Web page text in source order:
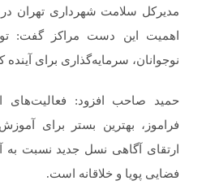
مدیرکل سلامت شهرداری تهران در
اهمیت این دست مراکز گفت:
نوجوانان، سرمایه‌گذاری برای
حمید صاحب افزود: فعالیت‌های
فراموز، بهترین بستر برای
ارتقای آگاهی نسل جدید نسبت
فضایی پویا و خلاقانه است.